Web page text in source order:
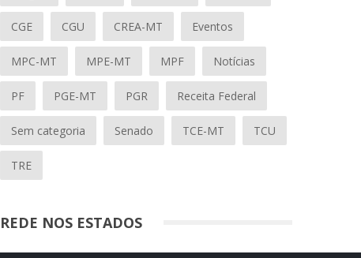
CGE CGU CREA-MT Eventos
MPC-MT MPE-MT MPF Notícias
PF PGE-MT PGR Receita Federal
Sem categoria Senado TCE-MT TCU
TRE
REDE NOS ESTADOS